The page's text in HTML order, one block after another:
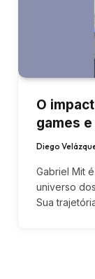
O
games
Diego
Gabriel Mit
universo
Sua